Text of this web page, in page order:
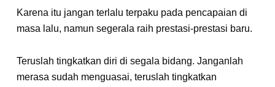
Karena itu jangan terlalu terpaku pada pencapaian di
masa lalu, namun segerala raih prestasi-prestasi baru.
Teruslah tingkatkan diri di segala bidang. Janganlah
merasa sudah menguasai, teruslah tingkatkan